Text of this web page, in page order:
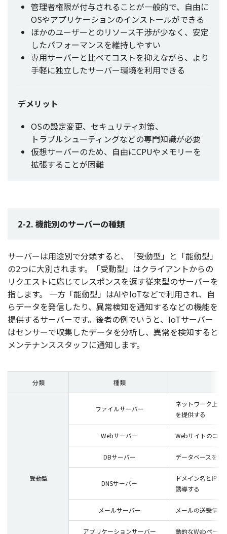
管理者権限が付与されることが一般的で、 自由に
OSやアプリケーションのインストールができる
ほかのユーザー とのリソース干渉が少なく、 安定
したパフォーマンスを維持しやすい
専用サーバー と比べてコストを抑えながら、より
手軽に独立したサーバー環境を利用できる
デメリット
OSの設定変更、 セキュリティ対策、
トラブルシューティングなどの専門知識が必要
仮想サーバーのため、 自由にCPUやメモリーを
拡張することが困難
2-2. 機能別のサーバーの種類
サーバーは用途別で分類すると、「受動型」と「能動型」
の2つに大別されます。「受動型」はクライアントからの
リクエストに応じて レスポンスを返す従来型のサーバーを
指します。
一方 「能動型」はAIやIoTなどで利用され、自
らデータを発信したり、 異常検知を通知するなどの機能を
提供するサーバーです。 後者の例でいうと、IoTサーバー
はセンサーで収集したデータを分析し、 異常を検知すると
メンテナンススタッフに通知します。
分類 種類
受動型
ファイルサーバー
ネットワーク上で
を提供する
Webサーバー Webサイトのコン
DBサーバー データベースを管
DNSサーバー
ドメイン名とIP
誘導する
メールサーバー メールの送受信
アプリケーションサーバー 動的なWebページ